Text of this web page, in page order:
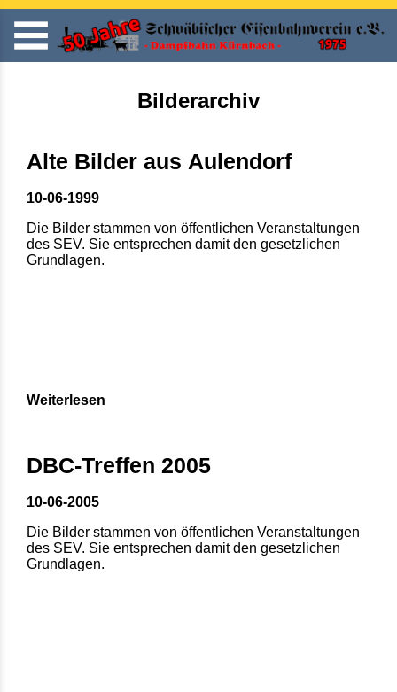
Bilderarchiv
Alte Bilder aus Aulendorf
10-06-1999
Die Bilder stammen von öffentlichen Veranstaltungen
des SEV. Sie entsprechen damit den gesetzlichen
Grundlagen.
Weiterlesen
DBC-Treffen 2005
10-06-2005
Die Bilder stammen von öffentlichen Veranstaltungen
des SEV. Sie entsprechen damit den gesetzlichen
Grundlagen.